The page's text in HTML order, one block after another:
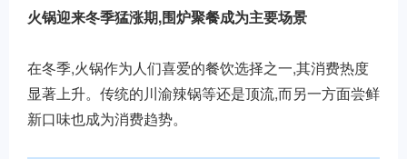
火锅迎来冬季猛涨期,围炉聚餐成为主要场景
在冬季,火锅作为人们喜爱的餐饮选择之一,其消费热度
显著上升。传统的川渝辣锅等还是顶流,而另一方面尝鲜
新口味也成为消费趋势。